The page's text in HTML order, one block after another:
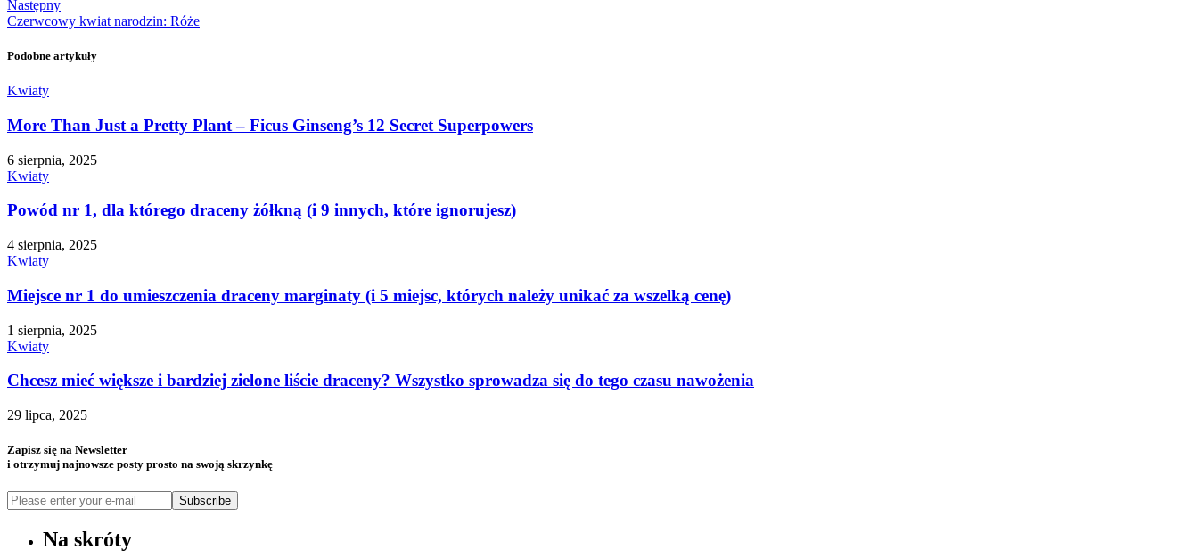
Następny
Czerwcowy kwiat narodzin: Róże
Podobne artykuły
Kwiaty
More Than Just a Pretty Plant – Ficus Ginseng’s 12 Secret Superpowers
6 sierpnia, 2025
Kwiaty
Powód nr 1, dla którego draceny żółkną (i 9 innych, które ignorujesz)
4 sierpnia, 2025
Kwiaty
Miejsce nr 1 do umieszczenia draceny marginaty (i 5 miejsc, których należy unikać za wszelką cenę)
1 sierpnia, 2025
Kwiaty
Chcesz mieć większe i bardziej zielone liście draceny? Wszystko sprowadza się do tego czasu nawożenia
29 lipca, 2025
Zapisz się na Newsletter
i otrzymuj najnowsze posty prosto na swoją skrzynkę
Subscribe
Na skróty